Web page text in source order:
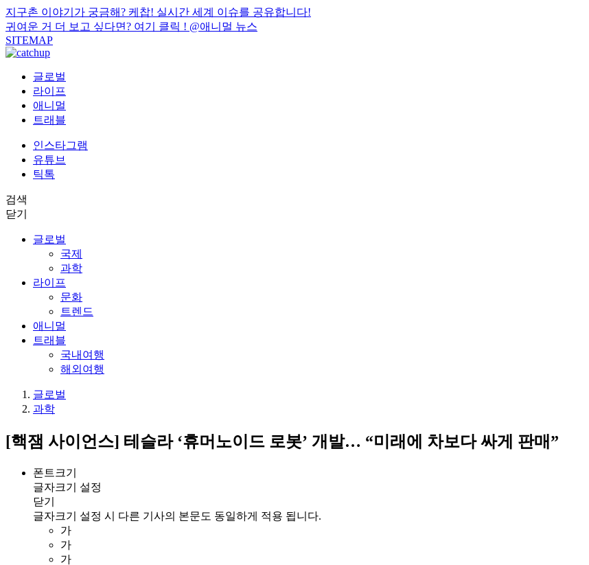
지구촌 이야기가 궁금해? 케찹! 실시간 세계 이슈를 공유합니다!
귀여운 거 더 보고 싶다면? 여기 클릭 ! @애니멀 뉴스
SITEMAP
글로벌
라이프
애니멀
트래블
인스타그램
유튜브
틱톡
검색
닫기
글로벌
국제
과학
라이프
문화
트렌드
애니멀
트래블
국내여행
해외여행
글로벌
과학
[핵잼 사이언스] 테슬라 ‘휴머노이드 로봇’ 개발… “미래에 차보다 싸게 판매”
폰트크기
글자크기 설정
닫기
글자크기 설정 시 다른 기사의 본문도 동일하게 적용 됩니다.
가
가
가